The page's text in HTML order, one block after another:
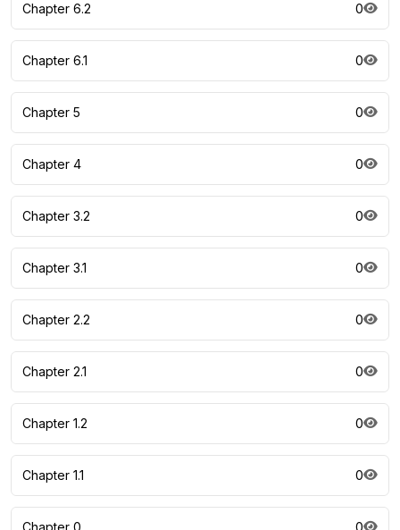
Chapter 6.2 0
Chapter 6.1 0
Chapter 5 0
Chapter 4 0
Chapter 3.2 0
Chapter 3.1 0
Chapter 2.2 0
Chapter 2.1 0
Chapter 1.2 0
Chapter 1.1 0